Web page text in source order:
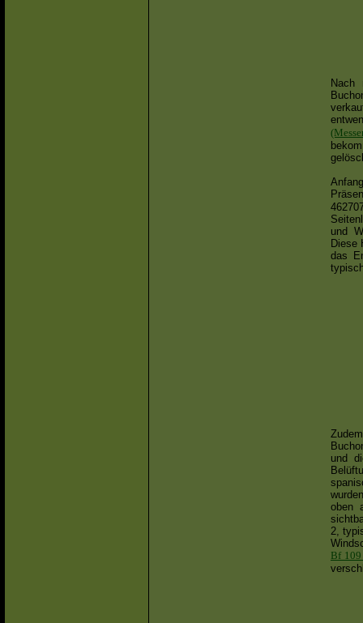
Nach
und
Diese
das
und
oben
2,
Bf 109